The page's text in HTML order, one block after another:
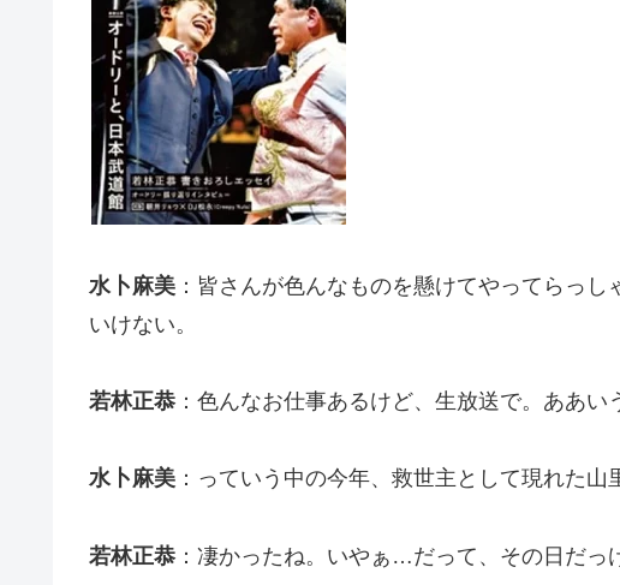
水卜麻美 ：皆さんが色んなものを懸けてやってらっ
いけない。
若林正恭 ：色んなお仕事あるけど、生放送で。ああい
水卜麻美 ：っていう中の今年、救世主として現れた山
若林正恭 ：凄かったね。いやぁ…だって、その日だっ